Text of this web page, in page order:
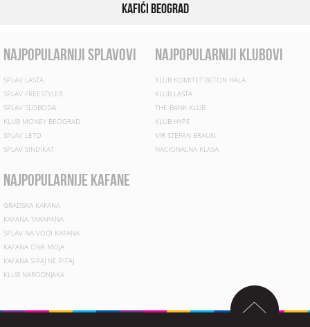
Kafići Beograd
najpopularniji splavovi
SPLAV LASTA
SPLAV FREESTYLER
SPLAV SLOBODA
KLUB MONEY BEOGRAD
SPLAV LETO
SPLAV SINDIKAT
najpopularniji klubovi
KLUB KOMITET BETON HALA
KLUB LASTA
THE BANK KLUB
KLUB HYPE
MR STEFAN BRAUN
NACIONALNA KLASA
najpopularnije kafane
GRADSKA KAFANA
KAFANA TARAPANA
SPLAV NA VODI KAFANA
KAFANA ONA MOJA
KAFANA SIPAJ NE PITAJ
KLUB NARODNJAKA